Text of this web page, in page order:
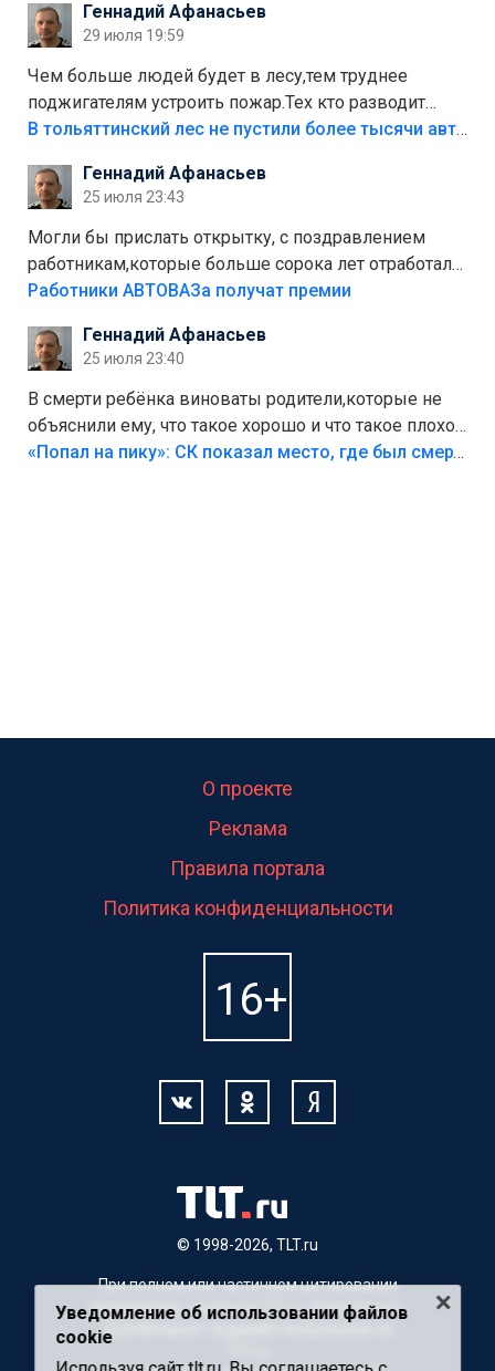
лежала в парке и испортилась.Да еще,видимо,часть
украли.
Геннадий Афанасьев
29 июля 19:59
Чем больше людей будет в лесу,тем труднее
поджигателям устроить пожар.Тех кто разводит
костры,тех надо безбожно штрафовать.Камер полно
Штрафы мизерные.
В тольяттинский лес не пустили более тысячи автомобилей
Геннадий Афанасьев
25 июля 23:43
Могли бы прислать открытку, с поздравлением
работникам,которые больше сорока лет отработали
на предприятии.
Работники АВТОВАЗа получат премии
Геннадий Афанасьев
25 июля 23:40
В смерти ребёнка виноваты родители,которые не
объяснили ему, что такое хорошо и что такое плохо!
Лезть через такой забор,верх безумия,есть же
«Попал на пику»: СК показал место, где был смертельно травмирован ребенок в Тольятти
© 1998-2026, TLT.ru
О проекте
Реклама
Правила портала
Политика конфиденциальности
При полном или частичном цитировании
материалов, ссылка на TLT.ru обязательна.
Для Интернет-изданий гиперссылка на
Уведомление об использовании файлов
cookie